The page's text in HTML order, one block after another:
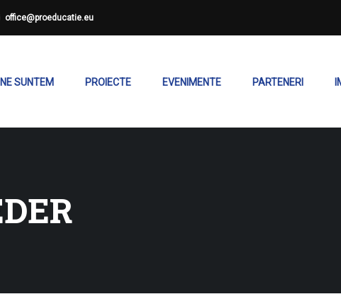
office@proeducatie.eu
SUNTEM PROIECTE EVENIMENTE PARTENERI